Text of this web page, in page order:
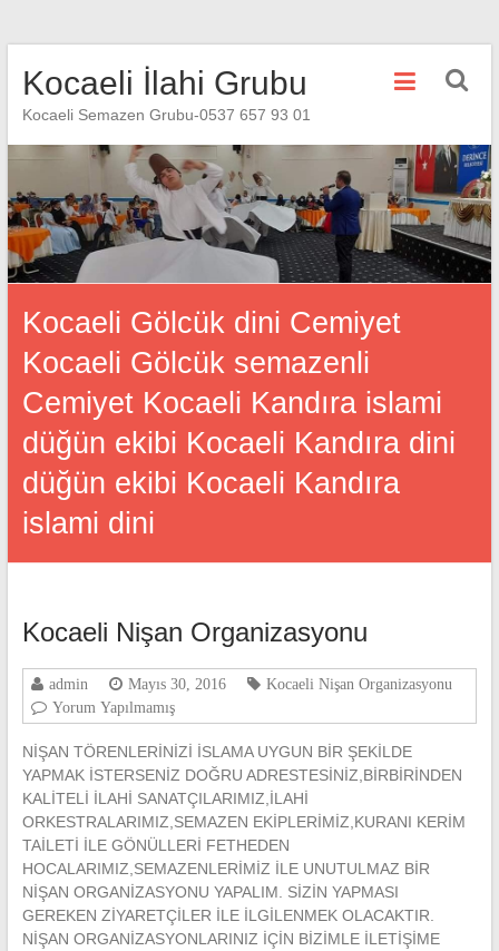
Kocaeli İlahi Grubu
Kocaeli Semazen Grubu-0537 657 93 01
Kocaeli Gölcük dini Cemiyet
Kocaeli Gölcük semazenli
Cemiyet Kocaeli Kandıra islami
düğün ekibi Kocaeli Kandıra dini
düğün ekibi Kocaeli Kandıra
islami dini
Kocaeli Nişan Organizasyonu
admin Mayıs 30, 2016
Kocaeli Nişan Organizasyonu
Yorum Yapılmamış
NİŞAN TÖRENLERİNİZİ İSLAMA UYGUN BİR ŞEKİLDE
YAPMAK İSTERSENİZ DOĞRU ADRESTESİNİZ,BİRBİRİNDEN
KALİTELİ İLAHİ SANATÇILARIMIZ,İLAHİ
ORKESTRALARIMIZ,SEMAZEN EKİPLERİMİZ,KURANI KERİM
TAİLETİ İLE GÖNÜLLERİ FETHEDEN
HOCALARIMIZ,SEMAZENLERİMİZ İLE UNUTULMAZ BİR
NİŞAN ORGANİZASYONU YAPALIM. SİZİN YAPMASI
GEREKEN ZİYARETÇİLER İLE İLGİLENMEK OLACAKTIR.
NİŞAN ORGANİZASYONLARINIZ İÇİN BİZİMLE İLETİŞİME